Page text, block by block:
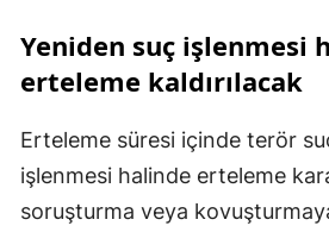
Yeniden suç işlenmesi
erteleme kaldırılacak
Erteleme süresi içinde terör
işlenmesi halinde erteleme
soruşturma veya